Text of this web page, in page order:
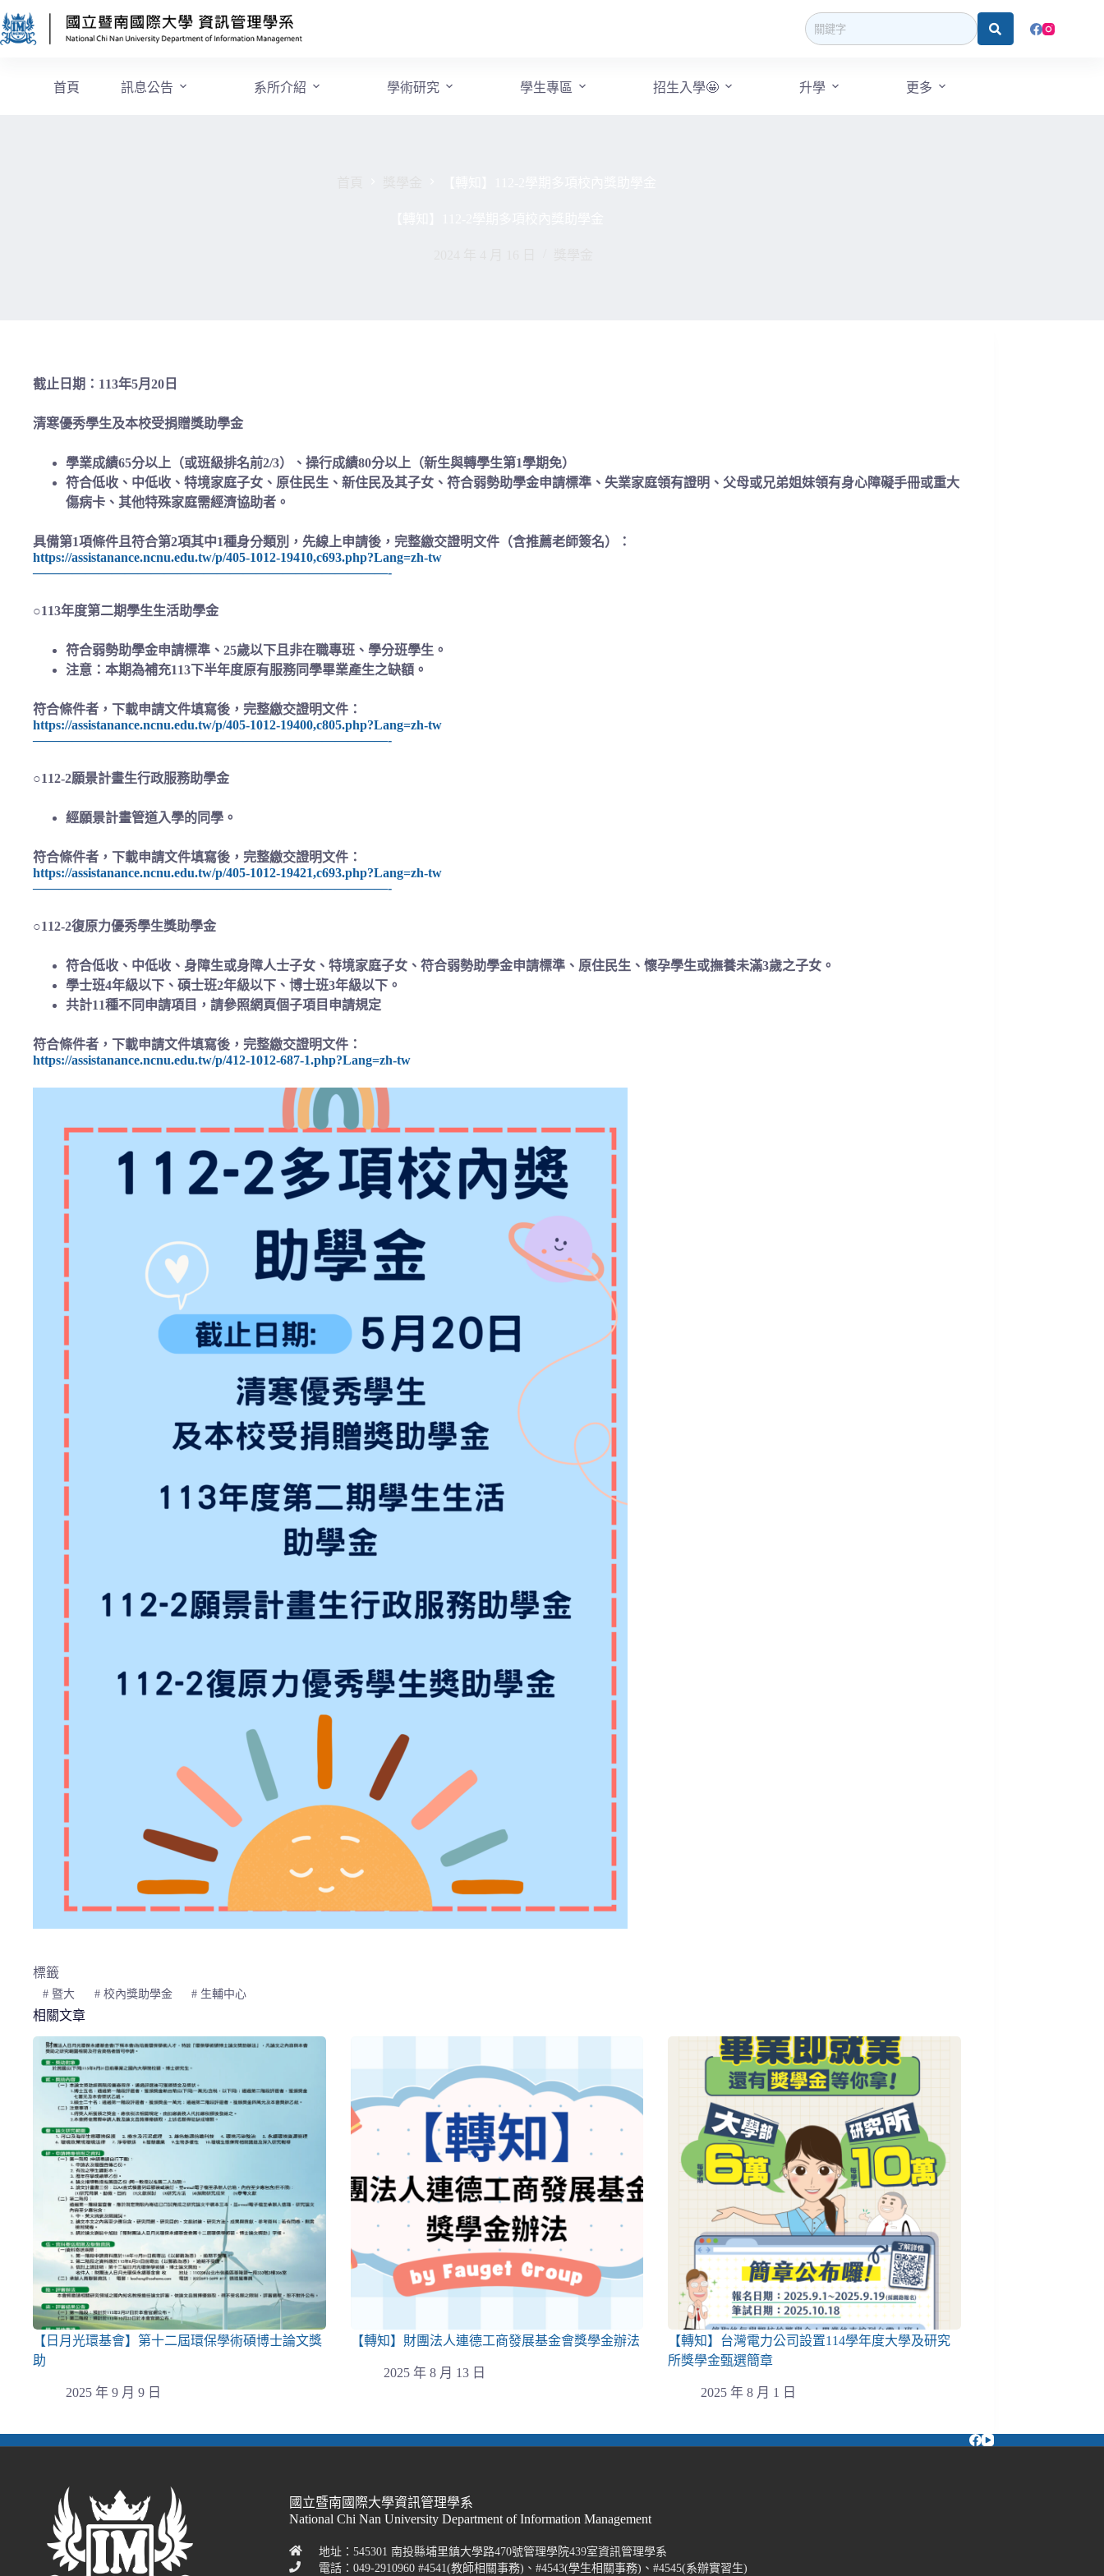
首頁 訊息公告 系所介紹 學術研究 學生專區 招生入學🤩 升學 更多
截止日期：113年5月20日
清寒優秀學生及本校受捐贈獎助學金
學業成績65分以上（或班級排名前2/3）、操行成績80分以上（新生與轉學生第1學期免）
符合低收、中低收、特境家庭子女、原住民生、新住民及其子女、符合弱勢助學金申請標準、失業家庭領有證明、父母或兄弟姐妹領有身心障礙手冊或重大
傷病卡、其他特殊家庭需經濟協助者。
具備第1項條件且符合第2項其中1種身分類別，先線上申請後，完整繳交證明文件（含推薦老師簽名）：
https://assistanance.ncnu.edu.tw/p/405-1012-19410,c693.php?Lang=zh-tw
———————————————————————————-
○113年度第二期學生生活助學金
符合弱勢助學金申請標準、25歲以下且非在職專班、學分班學生。
注意：本期為補充113下半年度原有服務同學畢業產生之缺額。
符合條件者，下載申請文件填寫後，完整繳交證明文件：
https://assistanance.ncnu.edu.tw/p/405-1012-19400,c805.php?Lang=zh-tw
———————————————————————————-
○112-2願景計畫生行政服務助學金
經願景計畫管道入學的同學。
符合條件者，下載申請文件填寫後，完整繳交證明文件：
https://assistanance.ncnu.edu.tw/p/405-1012-19421,c693.php?Lang=zh-tw
———————————————————————————-
○112-2復原力優秀學生獎助學金
符合低收、中低收、身障生或身障人士子女、特境家庭子女、符合弱勢助學金申請標準、原住民生、懷孕學生或撫養未滿3歲之子女。
學士班4年級以下、碩士班2年級以下、博士班3年級以下。
共計11種不同申請項目，請參照網頁個子項目申請規定
符合條件者，下載申請文件填寫後，完整繳交證明文件：
https://assistanance.ncnu.edu.tw/p/412-1012-687-1.php?Lang=zh-tw
標籤
#暨大 #校內獎助學金 # 生輔中心
相關文章
【日月光環基會】第十二屆環保學術碩博士論文獎
助
2025 年 9 月 9 日
【轉知】財團法人連德工商發展基金會獎學金辦法
2025 年 8 月 13 日
【轉知】台灣電力公司設置114學年度大學及研究
所獎學金甄選簡章
2025 年 8 月 1 日
國立暨南國際大學資訊管理學系
National Chi Nan University Department of Information Management
地址：545301 南投縣埔里鎮大學路470號管理學院439室資訊管理學系
電話：049-2910960 #4541(教師相關事務)、#4543(學生相關事務)、#4545(系辦實習生)